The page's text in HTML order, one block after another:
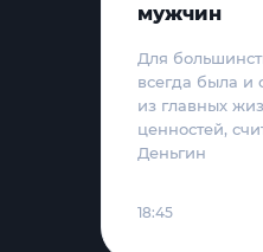
мужчин
Для
всегда была и
из главных
ценностей,
Деньгин
18:45